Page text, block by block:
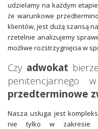
udzielamy na każdym
że warunkowe
klientów, jest dużą szansą
rzetelnie analizujemy
możliwe rozstrzygnięcia w
Czy adwokat
penitencjarnego
przedterminowe
Nasza usługa jest
nie tylko w zakresie